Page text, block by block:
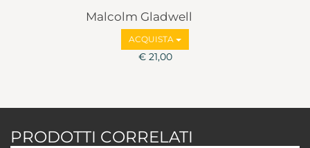
Malcolm Gladwell
ACQUISTA
€ 21,00
PRODOTTI CORRELATI